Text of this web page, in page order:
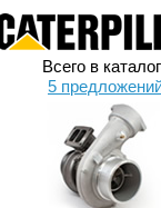
Всего в
5